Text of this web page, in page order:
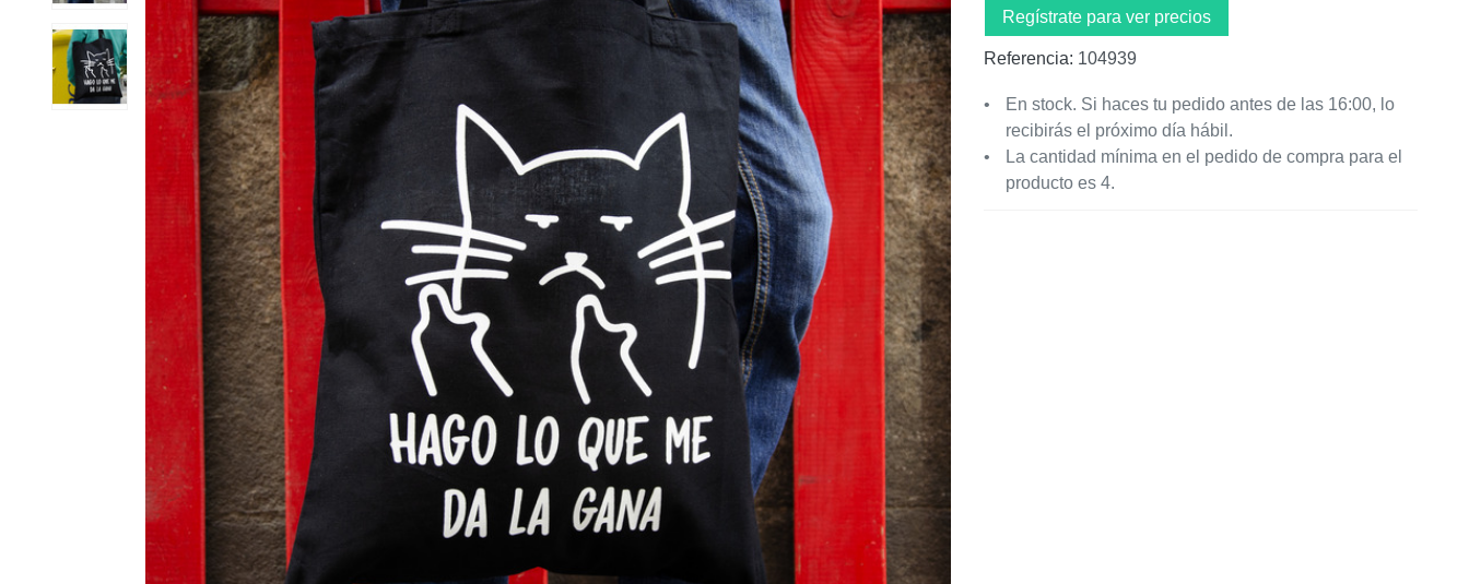
Regístrate para ver precios
Referencia: 104939
En stock. Si haces tu pedido antes de las 16:00, lo
recibirás el próximo día hábil.
La cantidad mínima en el pedido de compra para el
producto es 4.